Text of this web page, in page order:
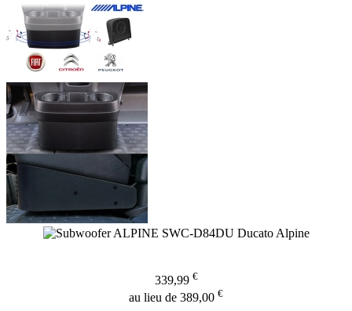
339,99 €
au lieu de 389,00 €